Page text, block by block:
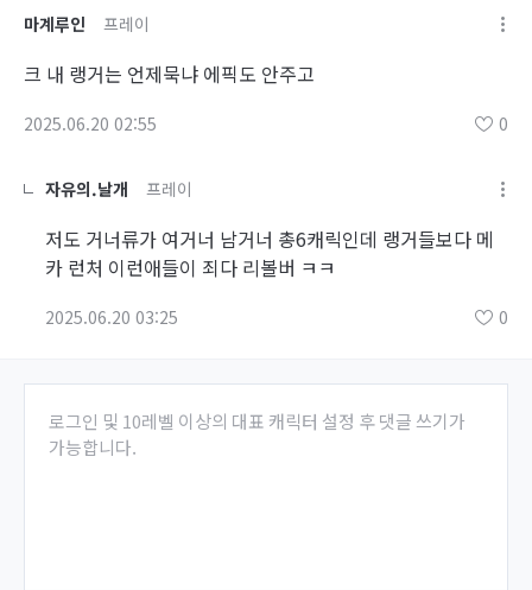
마계루인 프레이
크 내 랭거는 언제묵냐 에픽도 안주고
2025.06.20 02:55 0
자유의.날개 프레이
저도 거너류가 여거너 남거너 총6캐릭인데 랭거들보다 메
카 런처 이런애들이 죄다 리볼버 ㅋㅋ
2025.06.20 03:25 0
로그인 및 10레벨 이상의 대표 캐릭터 설정 후 댓글 쓰기가
가능합니다.